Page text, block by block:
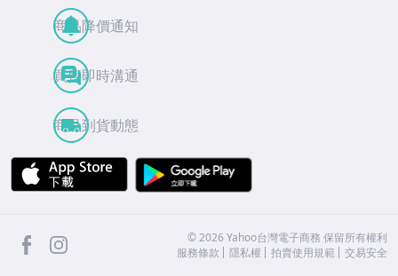
商品降價通知
買賣即時溝通
商品到貨動態
APP Store
facebook ©2026 Yahoo台灣電子商務 保留所有權利
服務條款
隱私權 拍賣使用規範 交易安全